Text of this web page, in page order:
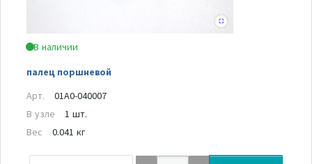
В наличии
палец поршневой
Арт.
01A0-040007
В узле
1 шт.
Вес
0.041 кг